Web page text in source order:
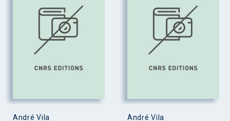
André Vila André Vila